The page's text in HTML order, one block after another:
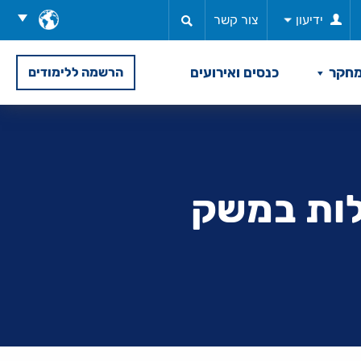
בחר
שפה
ידיעון צור קשר
כנסים ואירועים הרשמה ללימודים
במשק